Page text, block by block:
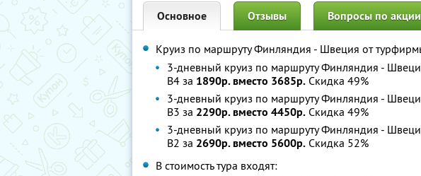
Основное Отзывы Вопросы по акции
Круиз по маршруту Финляндия - Швеция от
3-дневный круиз по маршруту Финляндия -
В4 за 1890р. вместо 3685р. Скидка 49%
3-дневный круиз по маршруту Финляндия -
В3 за 2290р. вместо 4450р. Скидка 49%
3-дневный круиз по маршруту Финляндия -
В2 за 2690р. вместо 5600р. Скидка 52%
В стоимость тура входят: